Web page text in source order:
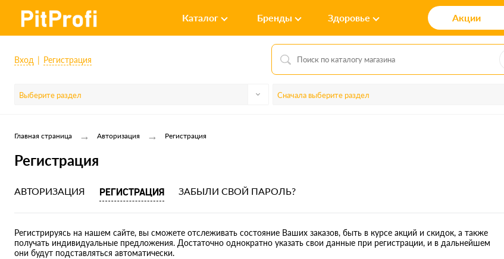
Каталог Бренды Здоровье Акции
Вход Регистрация
Выберите раздел Сначала выберите раздел
Главная страница → Авторизация → Регистрация
Регистрация
АВТОРИЗАЦИЯ РЕГИСТРАЦИЯ ЗАБЫЛИ СВОЙ ПАРОЛЬ?
Регистрируясь на нашем сайте, вы сможете отслеживать состояние Ваших заказов, быть в курсе акций и скидок, а также
получать индивидуальные предложения. Достаточно однократно указать свои данные при регистрации, и в дальнейшем
они будут подставляться автоматически.